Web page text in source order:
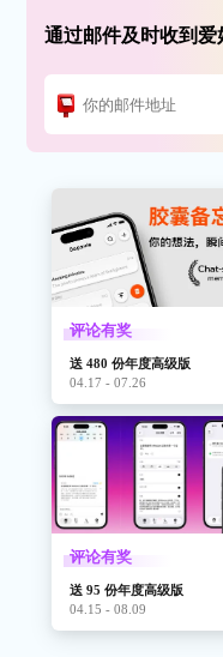
通过邮件及时收到
评论有奖
送 480 份年度高级版
04.17 - 07.26
评论有奖
送 95 份年度高级版
04.15 - 08.09